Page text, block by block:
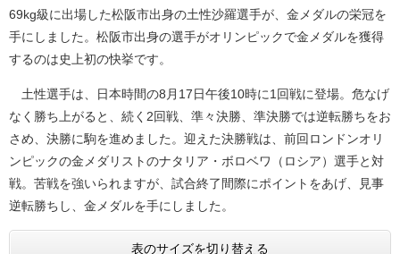
69kg級に出場した松阪市出身の土性沙羅選手が、金メダルの栄冠を
手にしました。松阪市出身の選手がオリンピックで金メダルを獲得
するのは史上初の快挙です。
土性選手は、日本時間の8月17日午後10時に1回戦に登場。危なげ
なく勝ち上がると、続く2回戦、準々決勝、準決勝では逆転勝ちをお
さめ、決勝に駒を進めました。迎えた決勝戦は、前回ロンドンオリ
ンピックの金メダリストのナタリア・ボロベワ（ロシア）選手と対
戦。苦戦を強いられますが、試合終了間際にポイントをあげ、見事
逆転勝ちし、金メダルを手にしました。
表のサイズを切り替える